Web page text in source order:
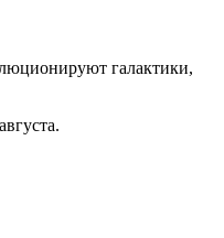
галактики,